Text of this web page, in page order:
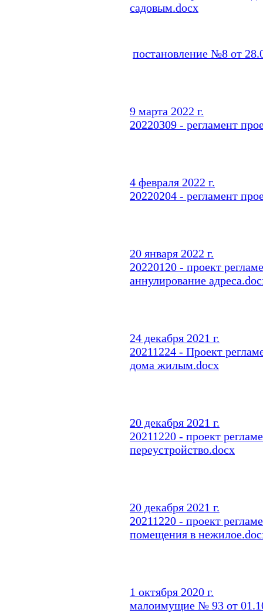
садовым.docx
постановление №8 от
9 марта 2022 г.
20220309 - регламент
4 февраля 2022 г.
20220204 - регламент
20 января 2022 г.
20220120 - проект
аннулирование
24 декабря 2021 г.
20211224 - Проект
дома жилым.docx
20 декабря 2021 г.
20211220 - проект
переустройство.docx
20 декабря 2021 г.
20211220 - проект
помещения в
1 октября 2020 г.
малоимущие № 93 от